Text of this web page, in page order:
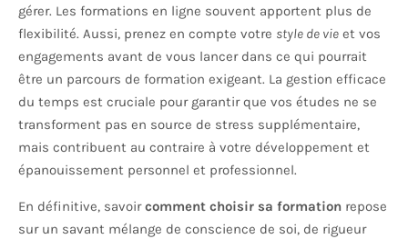
gérer. Les formations en ligne souvent apportent plus de
flexibilité. Aussi, prenez en compte votre style de vie et vos
engagements avant de vous lancer dans ce qui pourrait
être un parcours de formation exigeant. La gestion efficace
du temps est cruciale pour garantir que vos études ne se
transforment pas en source de stress supplémentaire,
mais contribuent au contraire à votre développement et
épanouissement personnel et professionnel.
En définitive, savoircomment choisir sa formation repose
sur un savant mélange de conscience de soi, de rigueur